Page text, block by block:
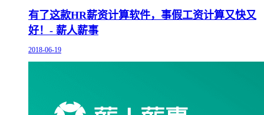
有了这款HR薪资计算软件，事假工资计算又快又
好！- 薪人薪事
2018-06-19